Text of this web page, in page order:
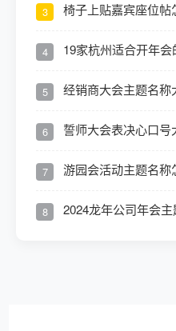
3 椅子上贴嘉宾座位帖
4 19家杭州适合开年会
5 经销商大会主题名称
6 誓师大会表决心口号
7 游园会活动主题名称
8 2024龙年公司年会主